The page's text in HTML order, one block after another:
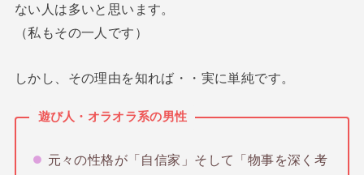
ない人は多いと思います。
（私もその一人です）
しかし、その理由を知れば・・実に単純です。
遊び人・オラオラ系の男性
元々の性格が「自信家」そして「物事を深く考